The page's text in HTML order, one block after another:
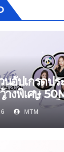
อัปเกรดป
างพิเศษ
เทรนดี้ทุกช็อ
Reno16
25 มิ
MTM